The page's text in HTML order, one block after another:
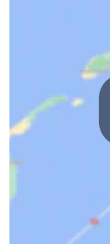
Texel
Wetter
Kontakt